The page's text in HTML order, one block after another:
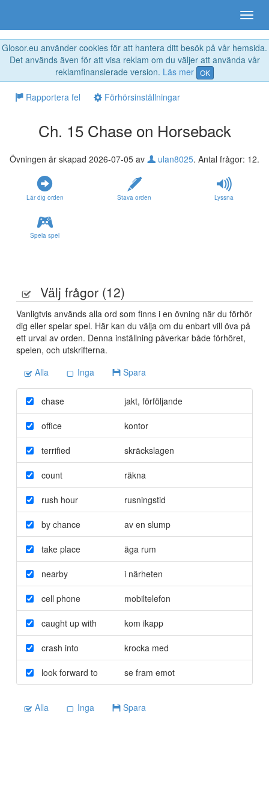
Glosor.eu använder cookies för att hantera ditt besök på vår hemsida.
Det används även för att visa reklam om du väljer att använda vår
reklamfinansierade version. Läs mer OK
Rapportera fel Förhörsinställningar
Ch. 15 Chase on Horseback
Övningen är skapad 2026-07-05 av ulan8025. Antal frågor: 12.
Lär dig orden Stava orden Lyssna
Spela spel
Välj frågor (12)
Vanligtvis används alla ord som finns i en övning när du förhör
dig eller spelar spel. Här kan du välja om du enbart vill öva på
ett urval av orden. Denna inställning påverkar både förhöret,
spelen, och utskrifterna.
Alla
Inga Spara
chase jakt, förföljande
office kontor
terrified skräckslagen
count räkna
rush hour rusningstid
by chance av en slump
take place äga rum
nearby i närheten
cell phone mobiltelefon
caught up with kom ikapp
crash into krocka med
look forward to se fram emot
Alla Inga Spara